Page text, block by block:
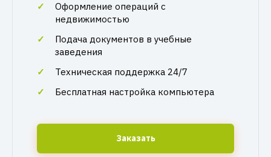
Оформление операций с
недвижимостью
Подача документов в учебные
заведения
Техническая поддержка 24/7
Бесплатная настройка компьютера
Заказать